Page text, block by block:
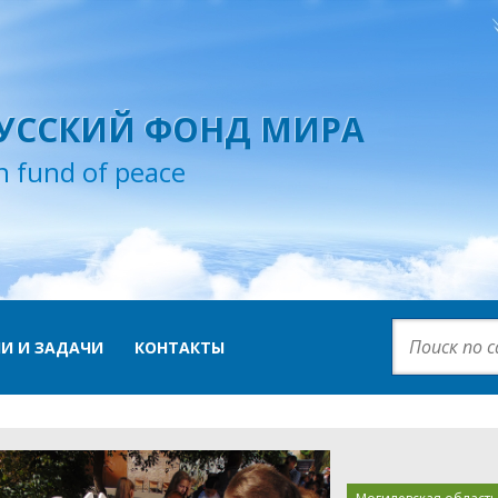
ФОНД МИРА
fund of peace
И ЗАДАЧИ КОНТАКТЫ